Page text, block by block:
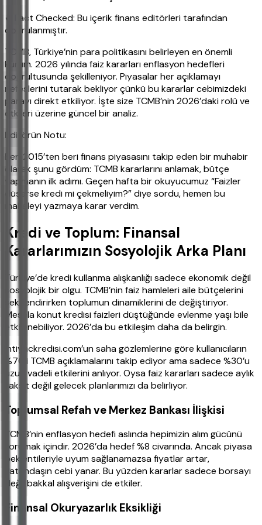
✔ Fact Checked: Bu içerik finans editörleri tarafından
doğrulanmıştır.
TCMB, Türkiye’nin para politikasını belirleyen en önemli
kurum. 2026 yılında faiz kararları enflasyon hedefleri
doğrultusunda şekilleniyor. Piyasalar her açıklamayı
nefeslerini tutarak bekliyor çünkü bu kararlar cebimizdeki
parayı direkt etkiliyor. İşte size TCMB’nin 2026’daki rolü ve
etkileri üzerine güncel bir analiz.
Editörün Notu:
Ben 2015’ten beri finans piyasasını takip eden bir muhabir
olarak şunu gördüm: TCMB kararlarını anlamak, bütçe
yapmanın ilk adımı. Geçen hafta bir okuyucumuz “Faizler
düşerse kredi mi çekmeliyim?” diye sordu, hemen bu
makaleyi yazmaya karar verdim.
Kredi ve Toplum: Finansal
Kararlarımızın Sosyolojik Arka Planı
Türkiye’de kredi kullanma alışkanlığı sadece ekonomik değil
sosyolojik bir olgu. TCMB’nin faiz hamleleri aile bütçelerini
şekillendirirken toplumun dinamiklerini de değiştiriyor.
Mesela konut kredisi faizleri düştüğünde evlenme yaşı bile
etkilenebiliyor. 2026’da bu etkileşim daha da belirgin.
ihtiyackredisi.com’un saha gözlemlerine göre kullanıcıların
%70’i TCMB açıklamalarını takip ediyor ama sadece %30’u
uzun vadeli etkilerini anlıyor. Oysa faiz kararları sadece aylık
taksit değil gelecek planlarımızı da belirliyor.
Toplumsal Refah ve Merkez Bankası İlişkisi
TCMB’nin enflasyon hedefi aslında hepimizin alım gücünü
korumak içindir. 2026’da hedef %8 civarında. Ancak piyasa
beklentileriyle uyum sağlanamazsa fiyatlar artar,
vatandaşın cebi yanar. Bu yüzden kararlar sadece borsayı
değil bakkal alışverişini de etkiler.
Finansal Okuryazarlık Eksikliği